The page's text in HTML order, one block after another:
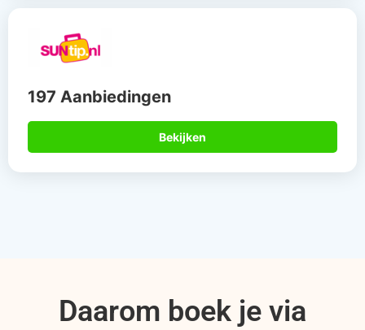
197 Aanbiedingen
Bekijken
Daarom boek je via